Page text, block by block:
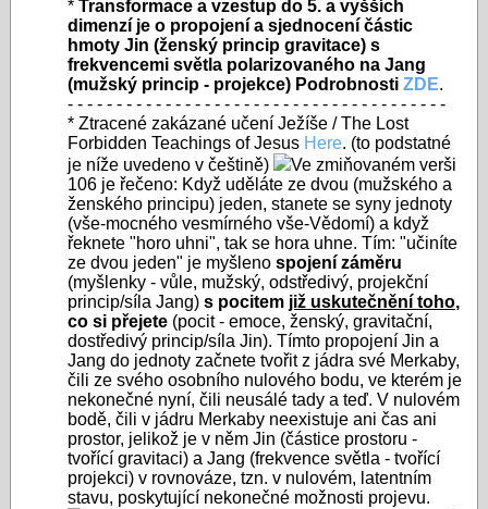
* Transformace a vzestup do 5. a vyšších
dimenzí je o propojení a sjednocení částic
hmoty Jin (ženský princip gravitace) s
frekvencemi světla polarizovaného na Jang
(mužský princip - projekce) Podrobnosti ZDE.
- - - - - - - - - - - - - - - - - - - - - - - - - - - - - - - - - - - - - - -
* Ztracené zakázané učení Ježíše / The Lost
Forbidden Teachings of Jesus Here. (to podstatné
je níže uvedeno v češtině)
Ve zmiňovaném verši
106 je řečeno: Když uděláte ze dvou (mužského a
ženského principu) jeden, stanete se syny jednoty
(vše-mocného vesmírného vše-Vědomí) a když
řeknete "horo uhni", tak se hora uhne. Tím: "učiníte
ze dvou jeden" je myšleno spojení záměru
(myšlenky - vůle, mužský, odstředivý, projekční
princip/síla Jang) s pocitem již uskutečnění toho,
co si přejete (pocit - emoce, ženský, gravitační,
dostředivý princip/síla Jin). Tímto propojení Jin a
Jang do jednoty začnete tvořit z jádra své Merkaby,
čili ze svého osobního nulového bodu, ve kterém je
nekonečné nyní, čili neusálé tady a teď. V nulovém
bodě, čili v jádru Merkaby neexistuje ani čas ani
prostor, jelikož je v něm Jin (částice prostoru -
tvořící gravitaci) a Jang (frekvence světla - tvořící
projekci) v rovnováze, tzn. v nulovém, latentním
stavu, poskytující nekonečné možnosti projevu.